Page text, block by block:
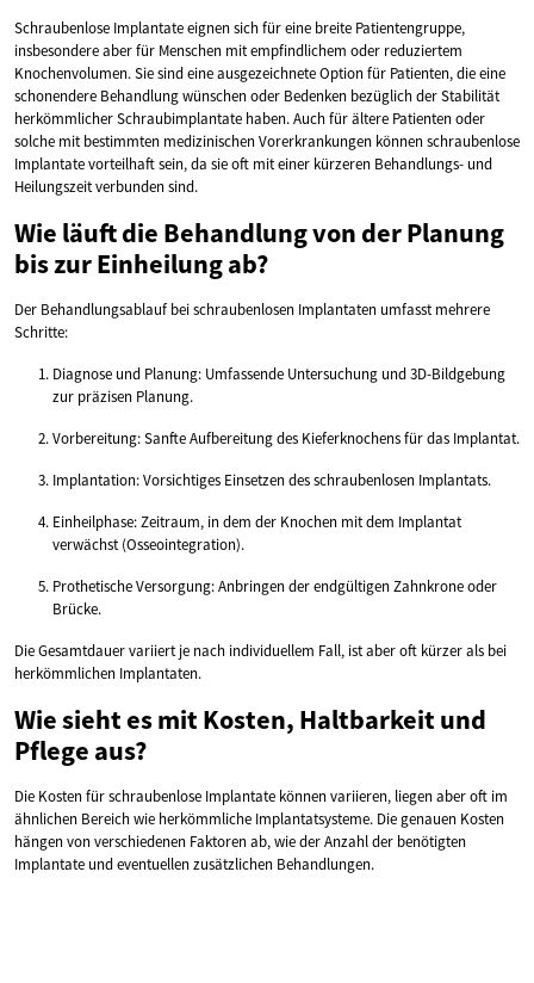
Schraubenlose Implantate eignen sich für eine breite Patientengruppe,
insbesondere aber für Menschen mit empfindlichem oder reduziertem
Knochenvolumen. Sie sind eine ausgezeichnete Option für Patienten, die eine
schonendere Behandlung wünschen oder Bedenken bezüglich der Stabilität
herkömmlicher Schraubimplantate haben. Auch für ältere Patienten oder
solche mit bestimmten medizinischen Vorerkrankungen können schraubenlose
Implantate vorteilhaft sein, da sie oft mit einer kürzeren Behandlungs- und
Heilungszeit verbunden sind.
Wie läuft die Behandlung von der Planung
bis zur Einheilung ab?
Der Behandlungsablauf bei schraubenlosen Implantaten umfasst mehrere
Schritte:
Diagnose und Planung: Umfassende Untersuchung und 3D-Bildgebung
zur präzisen Planung.
Vorbereitung: Sanfte Aufbereitung des Kieferknochens für das Implantat.
Implantation: Vorsichtiges Einsetzen des schraubenlosen Implantats.
Einheilphase: Zeitraum, in dem der Knochen mit dem Implantat
verwächst (Osseointegration).
Prothetische Versorgung: Anbringen der endgültigen Zahnkrone oder
Brücke.
Die Gesamtdauer variiert je nach individuellem Fall, ist aber oft kürzer als bei
herkömmlichen Implantaten.
Wie sieht es mit Kosten, Haltbarkeit und
Pflege aus?
Die Kosten für schraubenlose Implantate können variieren, liegen aber oft im
ähnlichen Bereich wie herkömmliche Implantatsysteme. Die genauen Kosten
hängen von verschiedenen Faktoren ab, wie der Anzahl der benötigten
Implantate und eventuellen zusätzlichen Behandlungen.